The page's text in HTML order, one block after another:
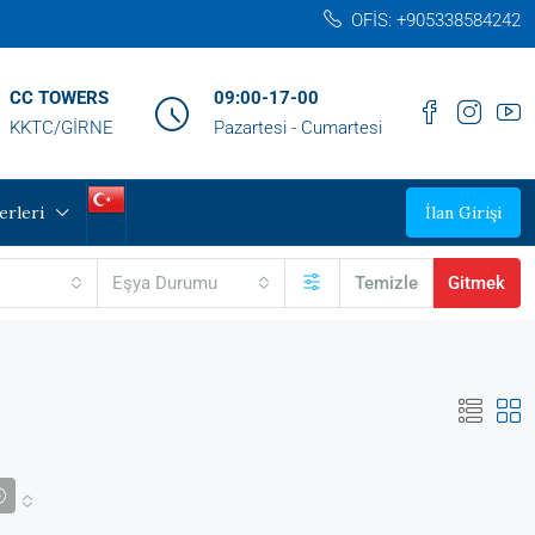
OFİS: +905338584242‬
CC TOWERS
KKTC/GİRNE
09:00-17-00
Pazartesi - Cumartesi
İlan Girişi
Eşya Durumu Temizle Gitmek